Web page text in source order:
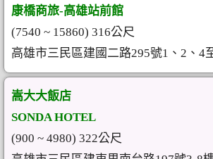
康橋商旅-高雄站前館
(7540 ~ 15860) 316公尺
高雄市三民區建國二路295號1、2、4
嵩大大飯店
SONDA HOTEL
(900 ~ 4980) 322公尺